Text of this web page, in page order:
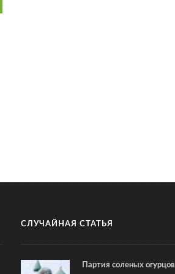
СЛУЧАЙНАЯ СТАТЬЯ
Партия соленых огурцов